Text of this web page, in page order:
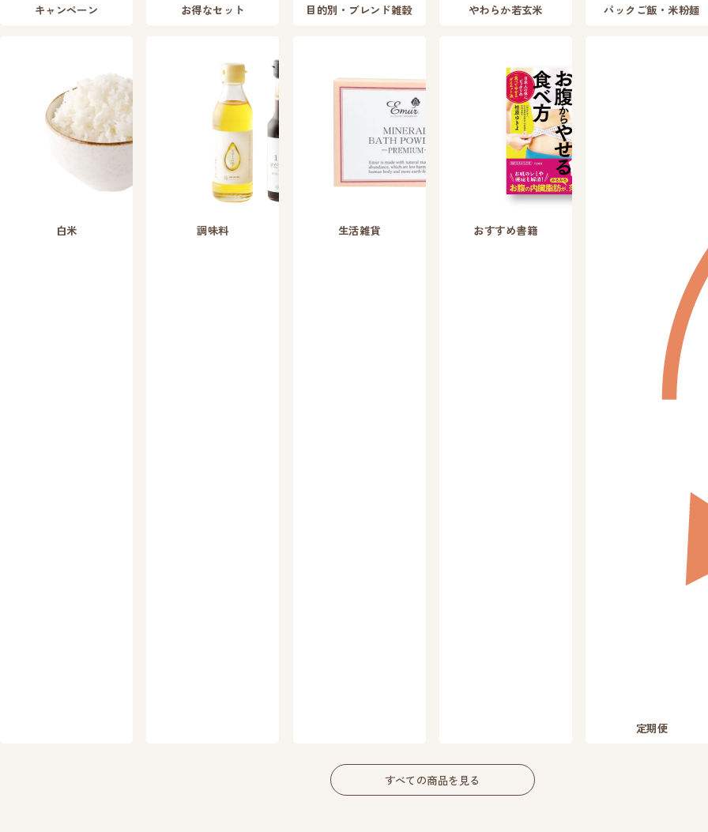
キャンペーン お得なセット 目的別・ブレンド雑穀 やわらか若玄米 パックご飯・米粉麺
白米 調味料 生活雑貨 おすすめ書籍
定期便
すべての商品を見る